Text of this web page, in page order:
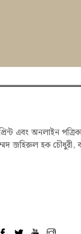
এবং অনলাইন
জহিরুল হক